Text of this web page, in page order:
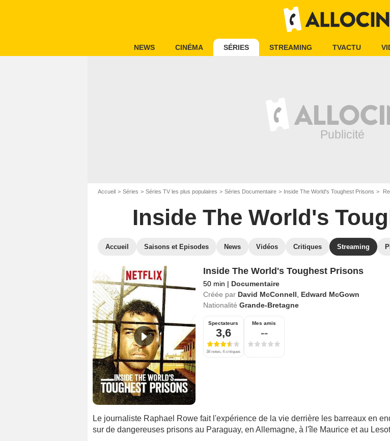
NEWS CINÉMA SÉRIES STREAMING TVACTU
Accueil Séries Séries TV les plus populaires Séries Documentaire Inside The World's Toughest Prisons
Inside The World's
Accueil Saisons et Episodes News Vidéos Critiques Streaming
Inside The World's Toughest Prisons
50 min | Documentaire
Créée par David McConnell
Edward McGown
Nationalité Grande-Bretagne
Spectateurs
3,6
38 notes, 4 critiques
Mes amis
--
Le journaliste Raphael Rowe fait l'expérience de la vie derrière les barreaux en
sur de dangereuses prisons au Paraguay, en Allemagne, à l'île Maurice et au